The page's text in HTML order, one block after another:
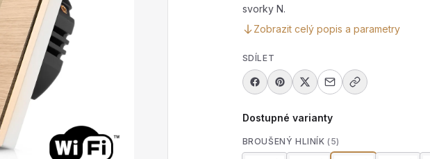
svorky N.
Zobrazit celý popis a parametry
SDÍLET
Dostupné varianty
BROUŠENÝ HLINÍK(5)